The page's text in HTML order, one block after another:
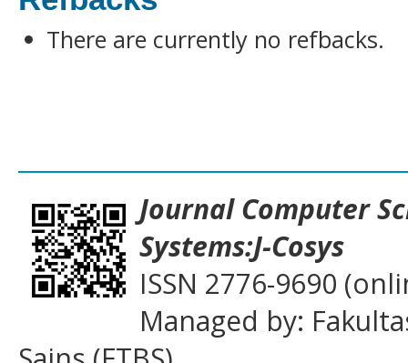
There are currently no refbacks.
JournalComputer
Systems:J-Cosys
ISSN 2776-9690
Managed by: